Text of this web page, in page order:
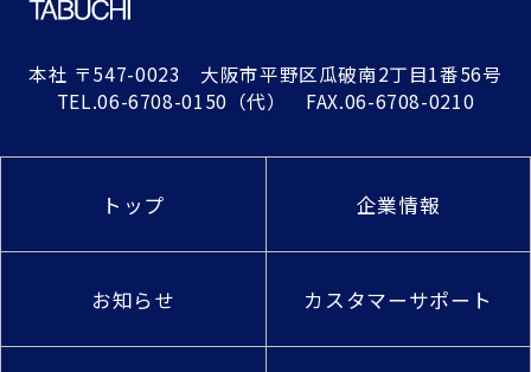
本社 〒547-0023 大阪市平野区瓜破南2丁目1番56号
TEL.06-6708-0150 （代） FAX.06-6708-0210
トップ 企業情報
お知らせ カスタマーサポート